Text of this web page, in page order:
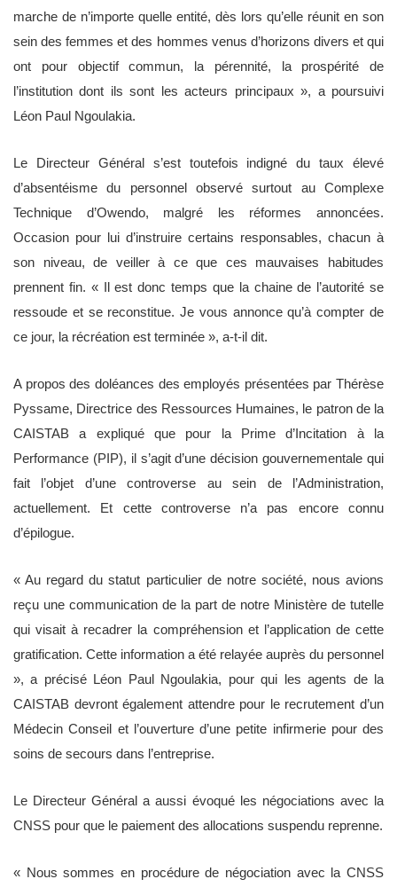
marche de n’importe quelle entité, dès lors qu’elle réunit en son
sein des femmes et des hommes venus d’horizons divers et qui
ont pour objectif commun, la pérennité, la prospérité de
l’institution dont ils sont les acteurs principaux », a poursuivi
Léon Paul Ngoulakia.
Le Directeur Général s’est toutefois indigné du taux élevé
d’absentéisme du personnel observé surtout au Complexe
Technique d’Owendo, malgré les réformes annoncées.
Occasion pour lui d’instruire certains responsables, chacun à
son niveau, de veiller à ce que ces mauvaises habitudes
prennent fin. « Il est donc temps que la chaine de l’autorité se
ressoude et se reconstitue. Je vous annonce qu’à compter de
ce jour, la récréation est terminée », a-t-il dit.
A propos des doléances des employés présentées par Thérèse
Pyssame, Directrice des Ressources Humaines, le patron de la
CAISTAB a expliqué que pour la Prime d’Incitation à la
Performance (PIP), il s’agit d’une décision gouvernementale qui
fait l’objet d’une controverse au sein de l’Administration,
actuellement. Et cette controverse n’a pas encore connu
d’épilogue.
« Au regard du statut particulier de notre société, nous avions
reçu une communication de la part de notre Ministère de tutelle
qui visait à recadrer la compréhension et l’application de cette
gratification. Cette information a été relayée auprès du personnel
», a précisé Léon Paul Ngoulakia, pour qui les agents de la
CAISTAB devront également attendre pour le recrutement d’un
Médecin Conseil et l’ouverture d’une petite infirmerie pour des
soins de secours dans l’entreprise.
Le Directeur Général a aussi évoqué les négociations avec la
CNSS pour que le paiement des allocations suspendu reprenne.
« Nous sommes en procédure de négociation avec la CNSS